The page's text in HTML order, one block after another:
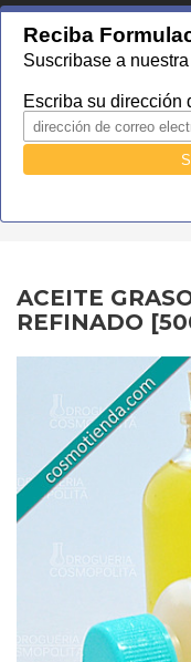
MENU
Catálogo Cuidado
uso cosmético
REFINADO [500 ml]
ACEITE GRASO
ACEITE
REFINADO